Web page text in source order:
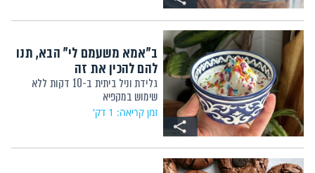
ב"אמא משעמם לי" הבא, תנו
להם להכין את זה
גלידת וניל ביתית ב-10 דקות ללא
שימוש במקפיא
זמן קריאה: 1 דק'